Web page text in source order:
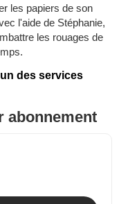
les papiers de son
l'aide de Stéphanie,
les rouages de
des services
abonnement